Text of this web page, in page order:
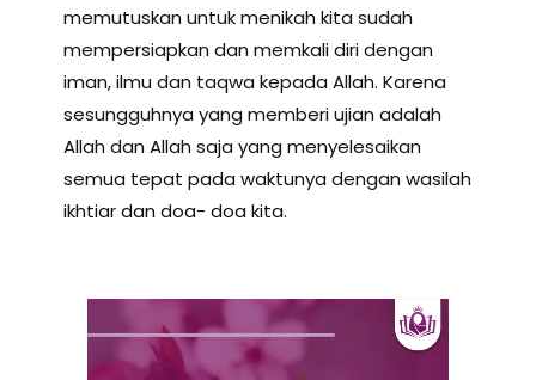
memutuskan untuk menikah kita sudah
mempersiapkan dan memkali diri dengan
iman, ilmu dan taqwa kepada Allah. Karena
sesungguhnya yang memberi ujian adalah
Allah dan Allah saja yang menyelesaikan
semua tepat pada waktunya dengan wasilah
ikhtiar dan doa- doa kita.